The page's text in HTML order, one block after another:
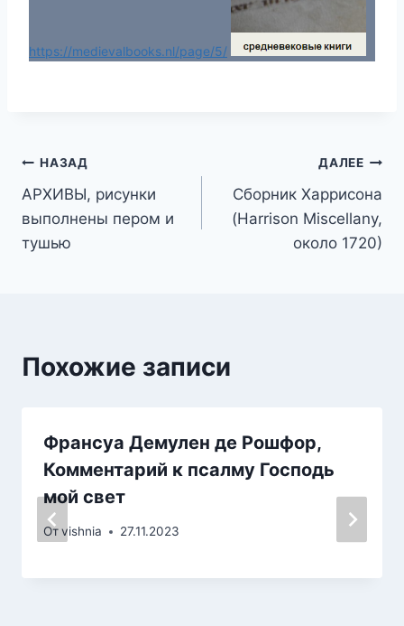
https://medievalbooks.nl/page/5/
Навигация
по
записям
НАЗАД
АРХИВЫ, рисунки
выполнены пером и
тушью
ДАЛЕЕ
Сборник Харрисона
(Harrison Miscellany,
около 1720)
Похожие записи
Франсуа Демулен де Рошфор,
Комментарий к псалму Господь
мой свет
Отvishnia 27.11.2023